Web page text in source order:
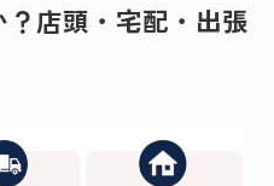
店頭・宅配・出張